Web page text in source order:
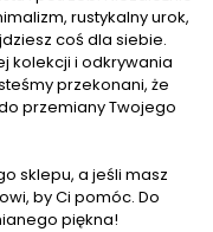
rustykalny urok,
coś dla siebie.
kolekcji i odkrywania
przekonani, że
przemiany Twojego
sklepu, a jeśli masz
by Ci pomóc. Do
piękna!